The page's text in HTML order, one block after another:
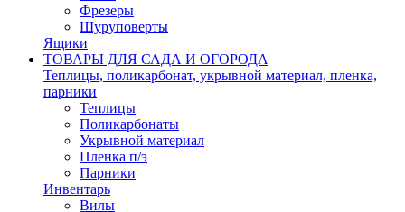
Фрезеры
Шуруповерты
Ящики
ТОВАРЫ ДЛЯ САДА И ОГОРОДА
Теплицы, поликарбонат, укрывной материал, пленка,
парники
Теплицы
Поликарбонаты
Укрывной материал
Пленка п/э
Парники
Инвентарь
Вилы